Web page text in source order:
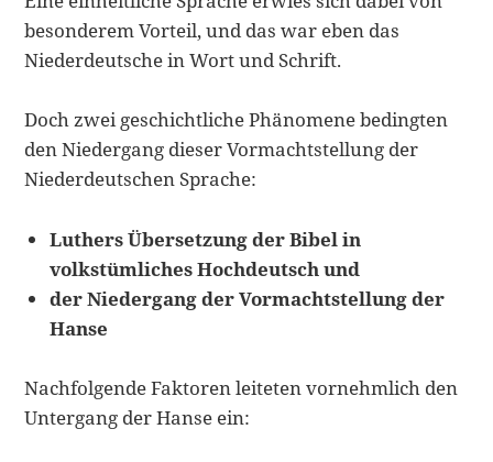
besonderem Vorteil, und das war eben das
Niederdeutsche in Wort und Schrift.
Doch zwei geschichtliche Phänomene bedingten
den Niedergang dieser Vormachtstellung der
Niederdeutschen Sprache:
Luthers Übersetzung der Bibel in
volkstümliches Hochdeutsch und
der Niedergang der Vormachtstellung der
Hanse
Nachfolgende Faktoren leiteten vornehmlich den
Untergang der Hanse ein: